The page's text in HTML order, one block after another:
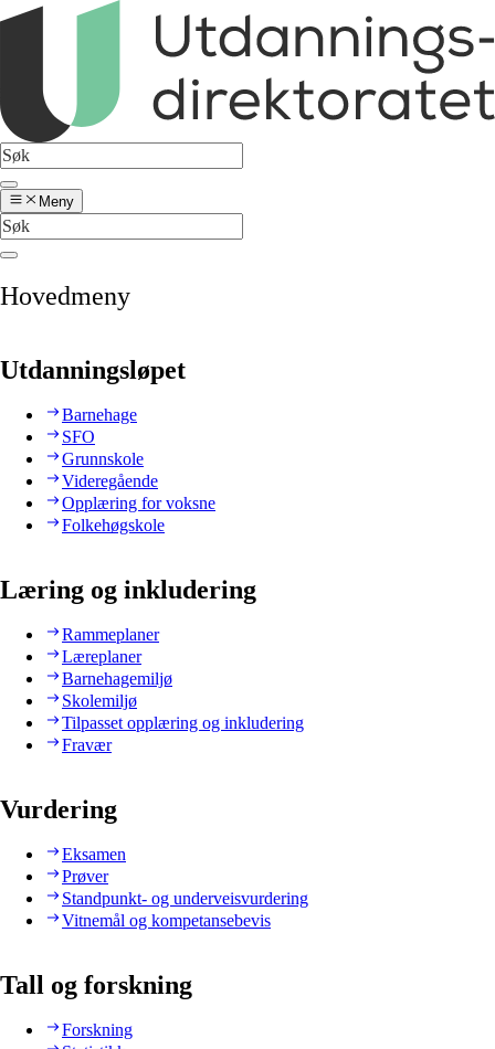
Meny
Hovedmeny
Utdanningsløpet
Barnehage
SFO
Grunnskole
Videregående
Opplæring for voksne
Folkehøgskole
Læring og inkludering
Rammeplaner
Læreplaner
Barnehagemiljø
Skolemiljø
Tilpasset opplæring og inkludering
Fravær
Vurdering
Eksamen
Prøver
Standpunkt- og underveisvurdering
Vitnemål og kompetansebevis
Tall og forskning
Forskning